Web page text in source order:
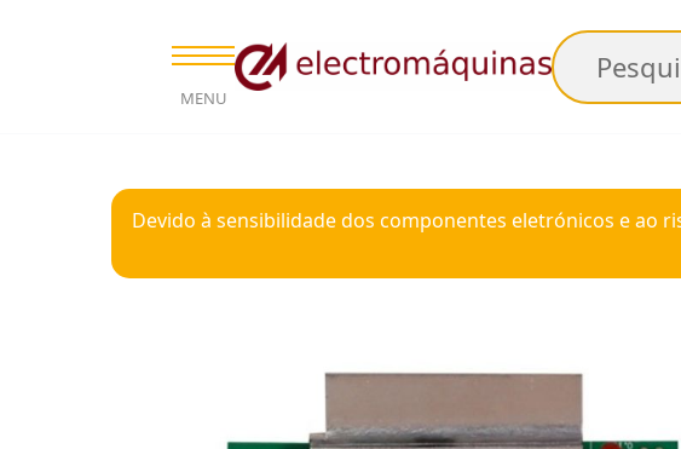
MENU
Pesquisar
Devido à sensibilidade dos componentes eletrónicos e ao